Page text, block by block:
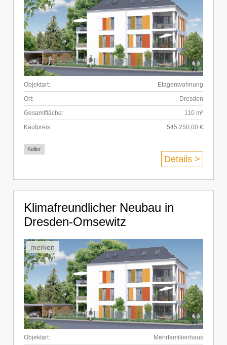
Objektart:
Etagenwohnung
Ort:
Dresden
Gesamtfläche:
110 m²
Kaufpreis:
545.250,00 €
Keller
Details >
Klimafreundlicher Neubau in
Dresden-Omsewitz
merken
Objektart:
Mehrfamilienhaus